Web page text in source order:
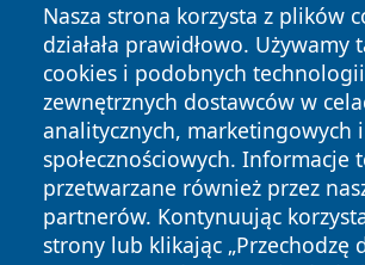
Nasza strona korzysta z plików
działała prawidłowo. Używamy
cookies i podobnych
zewnętrznych dostawców w
analitycznych, marketingowych i
społecznościowych. Informacje
przetwarzane również przez
partnerów. Kontynuując
strony lub klikając „Przechodzę
Copyright © 2026 informacjelodzkie.pl
zastrzeżone.